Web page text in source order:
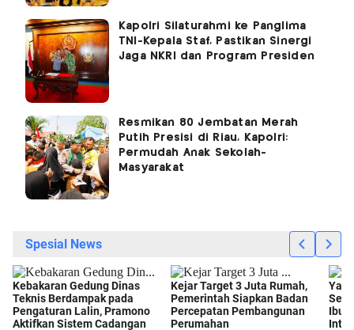
Kapolri Silaturahmi ke Panglima
TNI-Kepala Staf, Pastikan Sinergi
Jaga NKRI dan Program Presiden
Resmikan 80 Jembatan Merah
Putih Presisi di Riau, Kapolri:
Permudah Anak Sekolah-
Masyarakat